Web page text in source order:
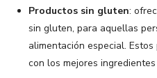
Productos sin gluten:
sin gluten, para aquellas
alimentación especial.
con los mejores